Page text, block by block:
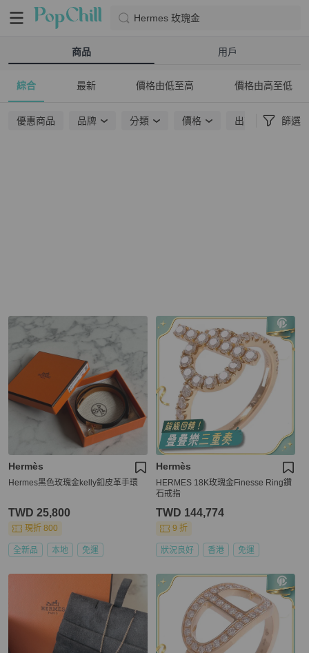
Hermes 玫瑰金
商品 用戶
綜合 最新 價格由低至高 價格由高至低
優惠商品 品牌 分類 價格 出貨地點 篩選
Hermès
Hermes黑色玫瑰金kelly釦皮革手環
TWD 25,800
現折 800
全新品 本地 免運
Hermès
HERMES 18K玫瑰金Finesse Ring鑽
石戒指
TWD 144,774
9 折
狀況良好 香港 免運